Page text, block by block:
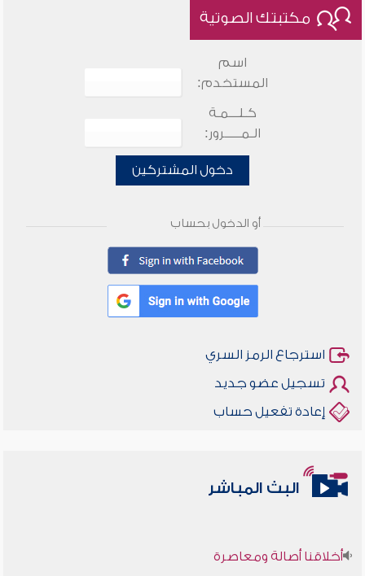
مكتبتك الصوتية
اسم
المستخدم:
كـلـــمـة
الـمـــــرور:
دخول المشتركين
أو الدخول بحساب
استرجاع الرمز السري
تسجيل عضو جديد
إعادة تفعيل حساب
البث المباشر
أخلاقنا أصالة ومعاصرة